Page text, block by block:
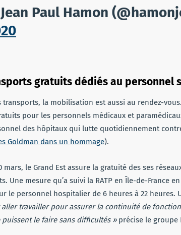
Paul Hamon
gratuits dédiés au personnel
transports, la mobilisation est aussi au rendez-
pour les personnels médicaux et
des hôpitaux qui lutte quotidiennement
Goldman dans un hommage).
mars, le Grand Est assure la gratuité des ses
Une mesure qu’a suivi la RATP en Île-de-France
le personnel hospitalier de 6 heures à 22 heures.
travailler pour assurer la continuité de
le faire sans difficultés »précise le groupe